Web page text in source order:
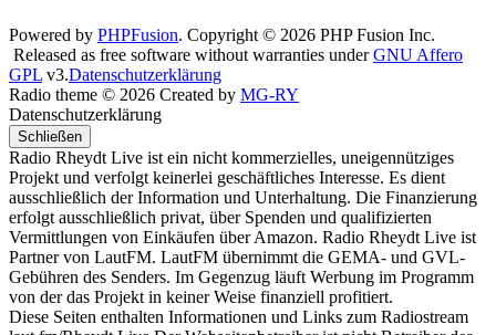
Powered by PHPFusion. Copyright © 2026 PHP Fusion Inc.
Released as free software without warranties underGNU Affero
GPL v3.Datenschutzerklärung
Radio theme © 2026 Created by MG-RY
Datenschutzerklärung
Schließen
Radio Rheydt Live ist ein nicht kommerzielles, uneigennütziges
Projekt und verfolgt keinerlei geschäftliches Interesse. Es dient
ausschließlich der Information und Unterhaltung. Die Finanzierung
erfolgt ausschließlich privat, über Spenden und qualifizierten
Vermittlungen von Einkäufen über Amazon. Radio Rheydt Live ist
Partner von LautFM. LautFM übernimmt die GEMA- und GVL-
Gebühren des Senders. Im Gegenzug läuft Werbung im Programm
von der das Projekt in keiner Weise finanziell profitiert.
Diese Seiten enthalten Informationen und Links zum Radiostream